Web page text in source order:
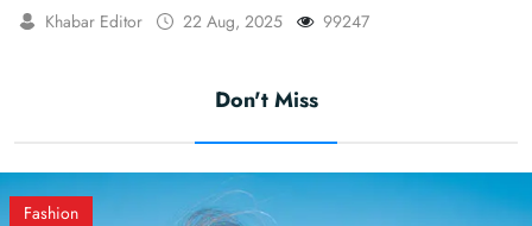
Khabar Editor 22 Aug, 2025 99247
Don't Miss
Fashion